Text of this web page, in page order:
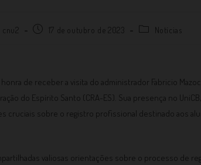
cnu2 17 de outubro de 2023 Notícias
de receber a visita do administrador Fabricio
do Espírito Santo (CRA-ES). Sua presença no
cruciais sobre o registro profissional destinado aos
valiosas orientações sobre o processo de